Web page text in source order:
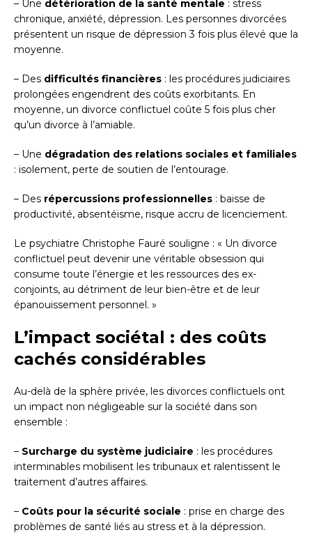
– Une détérioration de la santé mentale : stress
chronique, anxiété, dépression. Les personnes divorcées
présentent un risque de dépression 3 fois plus élevé que la
moyenne.
– Des difficultés financières : les procédures judiciaires
prolongées engendrent des coûts exorbitants. En
moyenne, un divorce conflictuel coûte 5 fois plus cher
qu’un divorce à l’amiable.
– Une dégradation des relations sociales et familiales
: isolement, perte de soutien de l’entourage.
– Des répercussions professionnelles : baisse de
productivité, absentéisme, risque accru de licenciement.
Le psychiatre Christophe Fauré souligne : « Un divorce
conflictuel peut devenir une véritable obsession qui
consume toute l’énergie et les ressources des ex-
conjoints, au détriment de leur bien-être et de leur
épanouissement personnel. »
L’impact sociétal : des coûts
cachés considérables
Au-delà de la sphère privée, les divorces conflictuels ont
un impact non négligeable sur la société dans son
ensemble :
– Surcharge du système judiciaire : les procédures
interminables mobilisent les tribunaux et ralentissent le
traitement d’autres affaires.
– Coûts pour la sécurité sociale : prise en charge des
problèmes de santé liés au stress et à la dépression.